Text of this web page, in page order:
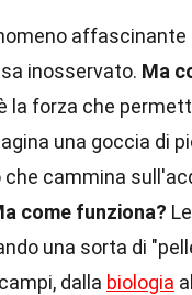
inosservato. Ma
la forza che
una goccia di
cammina
come funziona?
una sorta di
dalla biologia